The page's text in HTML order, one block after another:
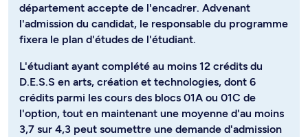
département accepte de l'encadrer. Advenant
l'admission du candidat, le responsable du programme
fixera le plan d'études de l'étudiant.
L'étudiant ayant complété au moins 12 crédits du
D.E.S.S en arts, création et technologies, dont 6
crédits parmi les cours des blocs 01A ou 01C de
l'option, tout en maintenant une moyenne d'au moins
3,7 sur 4,3 peut soumettre une demande d'admission